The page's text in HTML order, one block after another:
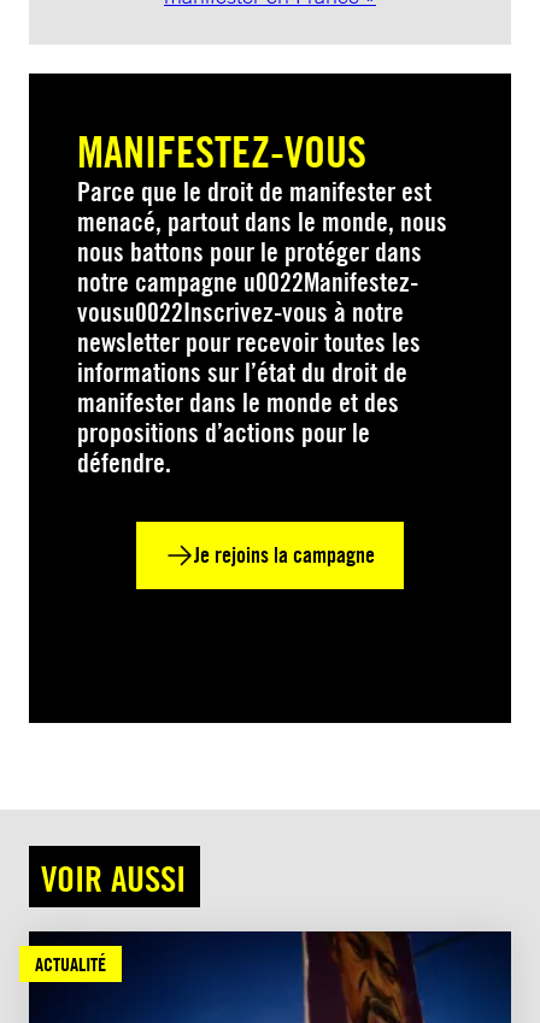
MANIFESTEZ-VOUS
Parce que le droit de manifester est
menacé, partout dans le monde, nous
nous battons pour le protéger dans
notre campagne u0022Manifestez-
vousu0022Inscrivez-vous à notre
newsletter pour recevoir toutes les
informations sur l’état du droit de
manifester dans le monde et des
propositions d’actions pour le
défendre.
Je rejoins la campagne
VOIR AUSSI
ACTUALITÉ